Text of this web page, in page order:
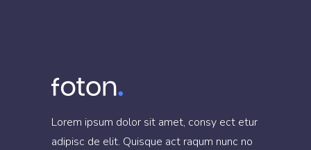
Lorem ipsum dolor sit amet, consy ect etur
adipisc de elit. Quisque act raqum nunc no